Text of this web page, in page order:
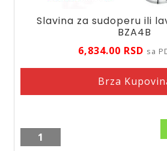
Slavina za sudoperu ili
BZA4B
6,834.00 RSD sa
Brza
Slavina